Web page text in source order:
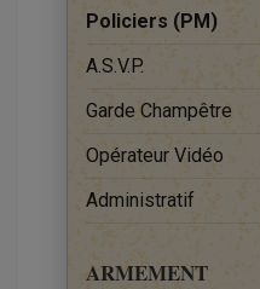
Policiers (PM)
A.S.V.P.
Garde Champêtre
Opérateur Vidéo
Administratif
ARMEMENT